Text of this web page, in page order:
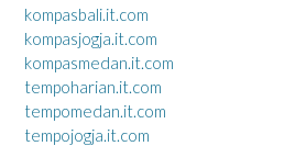
kompasbali.it.com
kompasjogja.it.com
kompasmedan.it.com
tempoharian.it.com
tempomedan.it.com
tempojogja.it.com